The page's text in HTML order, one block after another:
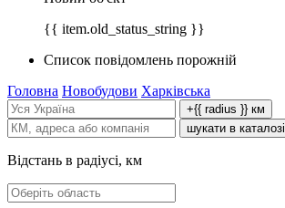
{{ item.old_status_string }}
Список повідомлень порожній
Головна Новобудови Харківська
+{{ radius }} км
шукати в каталозі
Відстань в радіусі, км